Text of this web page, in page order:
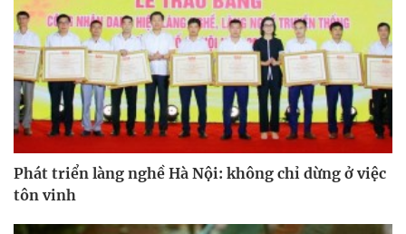
Phát triển làng nghề Hà Nội: không chỉ dừng ở việc
tôn vinh